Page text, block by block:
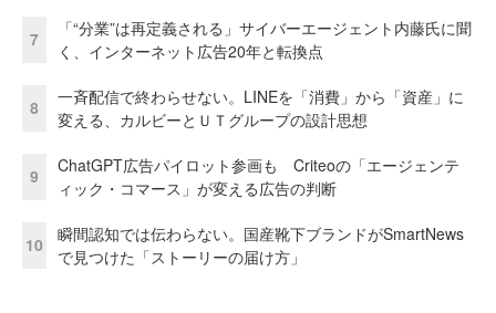
7
「“分業”は再定義される」サイバーエージェント内藤氏に聞
く、インターネット広告20年と転換点
8
一斉配信で終わらせない。LINEを「消費」から「資産」に
変える、カルビーとＵＴグループの設計思想
9
ChatGPT広告パイロット参画も Criteoの「エージェンテ
ィック・コマース」が変える広告の判断
10
瞬間認知では伝わらない。国産靴下ブランドがSmartNews
で見つけた「ストーリーの届け方」